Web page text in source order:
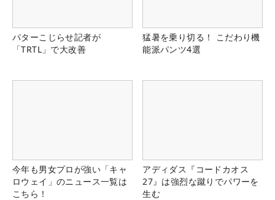
パターこじらせ記者が
「TRTL」で大改善
猛暑を乗り切る！ こだわり機
能派パンツ4選
今年も男女プロが強い「キャ
ロウェイ」のニュース一覧は
こちら！
アディダス『コードカオス
27』は強烈な蹴りでパワーを
生む